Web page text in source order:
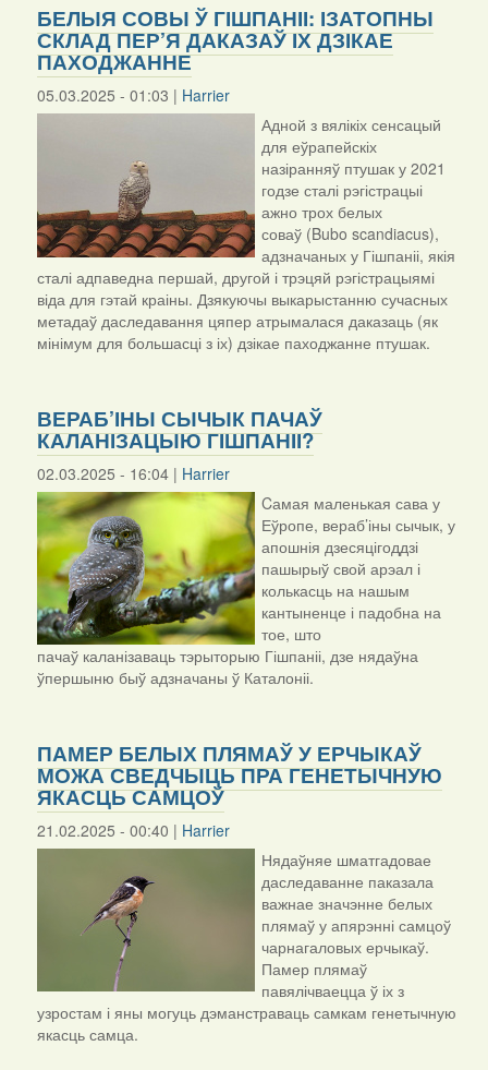
БЕЛЫЯ СОВЫ Ў ГІШПАНІІ: ІЗАТОПНЫ
СКЛАД ПЕР’Я ДАКАЗАЎ ІХ ДЗІКАЕ
ПАХОДЖАННЕ
05.03.2025 - 01:03 | Harrier
Адной з вялікіх сенсацый
для еўрапейскіх
назіранняў птушак у 2021
годзе сталі рэгістрацыі
ажно трох белых
соваў (Bubo scandiacus),
адзначаных у Гішпаніі, якія
сталі адпаведна першай, другой і трэцяй рэгістрацыямі
віда для гэтай краіны. Дзякуючы выкарыстанню сучасных
метадаў даследавання цяпер атрымалася даказаць (як
мінімум для большасці з іх) дзікае паходжанне птушак.
ВЕРАБ’ІНЫ СЫЧЫК ПАЧАЎ
КАЛАНІЗАЦЫЮ ГІШПАНІІ?
02.03.2025 - 16:04 | Harrier
Cамая маленькая сава у
Еўропе, вераб’іны сычык, у
апошнія дзесяцігоддзі
пашырыў свой арэал і
колькасць на нашым
кантыненце і падобна на
тое, што
пачаў каланізаваць тэрыторыю Гішпаніі, дзе нядаўна
ўпершыню быў адзначаны ў Каталоніі.
ПАМЕР БЕЛЫХ ПЛЯМАЎ У ЕРЧЫКАЎ
МОЖА СВЕДЧЫЦЬ ПРА ГЕНЕТЫЧНУЮ
ЯКАСЦЬ САМЦОЎ
21.02.2025 - 00:40 | Harrier
Нядаўняе шматгадовае
даследаванне паказала
важнае значэнне белых
плямаў у апярэнні самцоў
чарнагаловых ерчыкаў.
Памер плямаў
павялічваецца ў іх з
узростам і яны могуць дэманстраваць самкам генетычную
якасць самца.